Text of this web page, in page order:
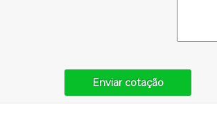
Enviar cotação